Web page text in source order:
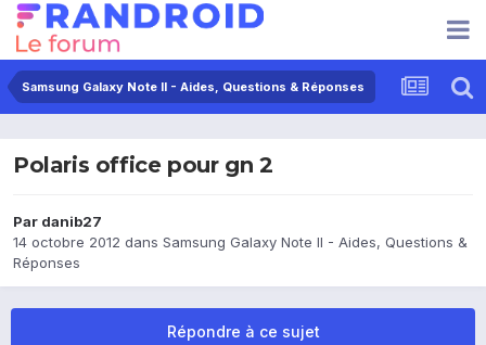
Samsung Galaxy Note II - Aides, Questions & Réponses
Polaris office pour gn 2
Par danib27
14 octobre 2012 dans Samsung Galaxy Note II - Aides, Questions &
Réponses
Répondre à ce sujet